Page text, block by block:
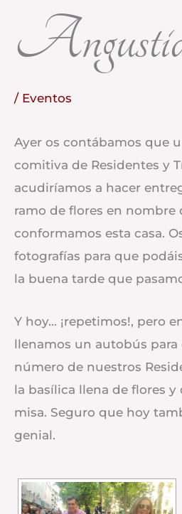
/ Eventos
Ayer os contábamos que
comitiva de Residentes y
acudiríamos a hacer
ramo de flores en nombre
conformamos esta casa.
fotografías para que
la buena tarde que
Y hoy… ¡repetimos!, pero
llenamos un autobús para
número de nuestros
la basílica llena de flores
misa. Seguro que hoy
genial.